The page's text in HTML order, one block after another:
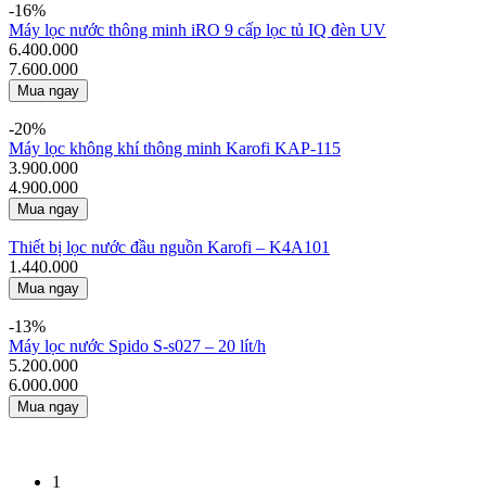
-16%
Máy lọc nước thông minh iRO 9 cấp lọc tủ IQ đèn UV
6.400.000
7.600.000
Mua ngay
-20%
Máy lọc không khí thông minh Karofi KAP-115
3.900.000
4.900.000
Mua ngay
Thiết bị lọc nước đầu nguồn Karofi – K4A101
1.440.000
Mua ngay
-13%
Máy lọc nước Spido S-s027 – 20 lít/h
5.200.000
6.000.000
Mua ngay
1